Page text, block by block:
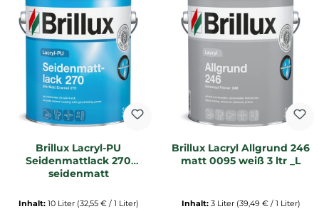
Brillux Lacryl-PU
Seidenmattlack 270
seidenmatt
Inhalt: 10 Liter (32,55 € / 1 Liter)
Brillux Lacryl Allgrund 246
matt 0095 weiß 3 ltr _L
Inhalt: 3 Liter (39,49 € / 1 Liter)